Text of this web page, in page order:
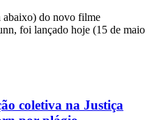
abaixo) do novo filme
foi lançado hoje (15 de maio
coletiva na Justiça